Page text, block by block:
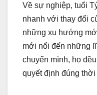
Về sự nghiệp, tuổi
nhanh với thay đổi
những xu hướng
mới nổi đến những
chuyển mình, họ
quyết định đúng thời